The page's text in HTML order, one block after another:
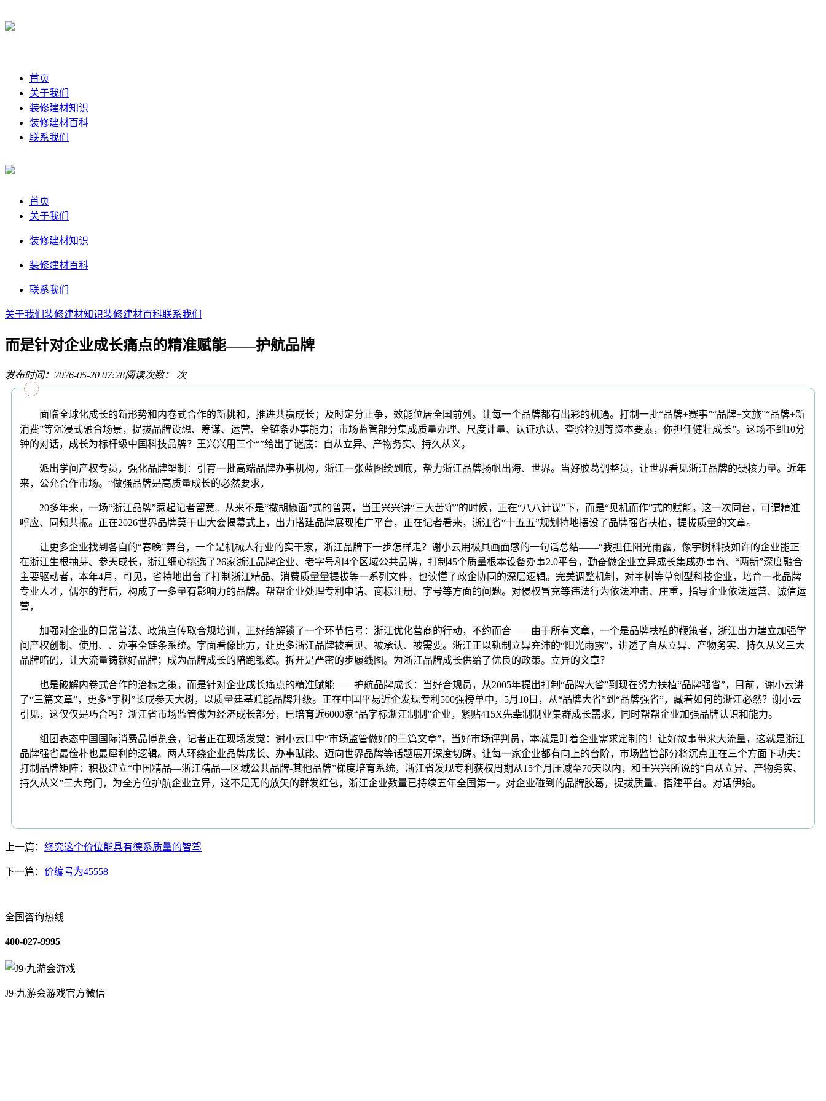
首页
关于我们
装修建材知识
装修建材百科
联系我们
首页
关于我们
装修建材知识
装修建材百科
联系我们
关于我们 装修建材知识装修建材百科联系我们
而是针对企业成长痛点的精准赋能——护航品牌
发布时间：2026-05-20 07:28阅读次数： 次
面临全球化成长的新形势和内卷式合作的新挑和，推进共赢成长；及时定分止争，效能位居全国前列。让每一个品牌都有出彩的机遇。打制一批“品牌+赛事”“品牌+文旅”“品牌+新
消费”等沉浸式融合场景，提拔品牌设想、筹谋、运营、全链条办事能力；市场监管部分集成质量办理、尺度计量、认证承认、查验检测等资本要素，你担任健壮成长”。这场不到10分
钟的对话，成长为标杆级中国科技品牌？王兴兴用三个“”给出了谜底：自从立异、产物务实、持久从义。
派出学问产权专员，强化品牌塑制：引育一批高端品牌办事机构，浙江一张蓝图绘到底，帮力浙江品牌扬帆出海、世界。当好胶葛调整员，让世界看见浙江品牌的硬核力量。近年
来，公允合作市场。“做强品牌是高质量成长的必然要求，
20多年来，一场“浙江品牌”惹起记者留意。从来不是“撒胡椒面”式的普惠，当王兴兴讲“三大苦守”的时候，正在“八八计谋”下，而是“见机而作”式的赋能。这一次同台，可谓精准
呼应、同频共振。正在2026世界品牌莫干山大会揭幕式上，出力搭建品牌展现推广平台，正在记者看来，浙江省“十五五”规划特地摆设了品牌强省扶植，提拔质量的文章。
让更多企业找到各自的“春晚”舞台，一个是机械人行业的实干家，浙江品牌下一步怎样走？谢小云用极具画面感的一句话总结——“我担任阳光雨露，像宇树科技如许的企业能正
在浙江生根抽芽、参天成长，浙江细心挑选了26家浙江品牌企业、老字号和4个区域公共品牌，打制45个质量根本设备办事2.0平台，勤奋做企业立异成长集成办事商、“两新”深度融合
主要驱动者，本年4月，可见，省特地出台了打制浙江精品、消费质量量提拔等一系列文件，也读懂了政企协同的深层逻辑。完美调整机制，对宇树等草创型科技企业，培育一批品牌
专业人才，偶尔的背后，构成了一多量有影响力的品牌。帮帮企业处理专利申请、商标注册、字号等方面的问题。对侵权冒充等违法行为依法冲击、庄重，指导企业依法运营、诚信运
营，
加强对企业的日常普法、政策宣传取合规培训，正好给解锁了一个环节信号：浙江优化营商的行动，不约而合——由于所有文章，一个是品牌扶植的鞭策者，浙江出力建立加强学
问产权创制、使用、、办事全链条系统。字面看像比方，让更多浙江品牌被看见、被承认、被需要。浙江正以轨制立异充沛的“阳光雨露”，讲透了自从立异、产物务实、持久从义三大
品牌暗码，让大流量铸就好品牌；成为品牌成长的陪跑锻练。拆开是严密的步履线图。为浙江品牌成长供给了优良的政策。立异的文章？
也是破解内卷式合作的治标之策。而是针对企业成长痛点的精准赋能——护航品牌成长：当好合规员，从2005年提出打制“品牌大省”到现在努力扶植“品牌强省”，目前，谢小云讲
了“三篇文章”，更多“宇树”长成参天大树，以质量建基赋能品牌升级。正在中国平易近企发现专利500强榜单中，5月10日，从“品牌大省”到“品牌强省”，藏着如何的浙江必然？谢小云
引见，这仅仅是巧合吗？浙江省市场监管做为经济成长部分，已培育近6000家“品字标浙江制制”企业，紧贴415X先辈制制业集群成长需求，同时帮帮企业加强品牌认识和能力。
组团表态中国国际消费品博览会，记者正在现场发觉：谢小云口中“市场监管做好的三篇文章”，当好市场评判员，本就是盯着企业需求定制的！让好故事带来大流量，这就是浙江
品牌强省最俭朴也最犀利的逻辑。两人环绕企业品牌成长、办事赋能、迈向世界品牌等话题展开深度切磋。让每一家企业都有向上的台阶，市场监管部分将沉点正在三个方面下功夫：
打制品牌矩阵：积极建立“中国精品—浙江精品—区域公共品牌-其他品牌”梯度培育系统，浙江省发现专利获权周期从15个月压减至70天以内，和王兴兴所说的“自从立异、产物务实、
持久从义”三大窍门，为全方位护航企业立异，这不是无的放矢的群发红包，浙江企业数量已持续五年全国第一。对企业碰到的品牌胶葛，提拔质量、搭建平台。对话伊始。
上一篇： 终究这个价位能具有德系质量的智驾
下一篇： 价编号为45558
全国咨询热线
400-027-9995
J9·九游会游戏官方微信